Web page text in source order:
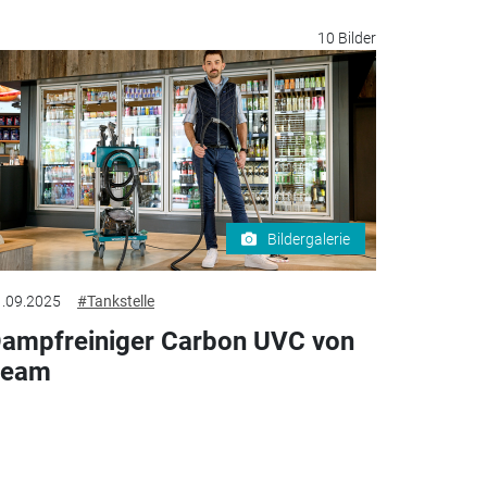
10 Bilder
Bildergalerie
#Tankstelle
Carbon UVC von